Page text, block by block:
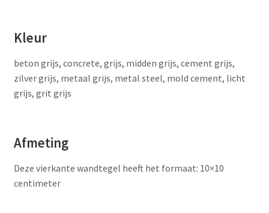
Kleur
beton grijs, concrete, grijs, midden grijs, cement grijs,
zilver grijs, metaal grijs, metal steel, mold cement, licht
grijs, grit grijs
Afmeting
Deze vierkante wandtegel heeft het formaat: 10×10
centimeter